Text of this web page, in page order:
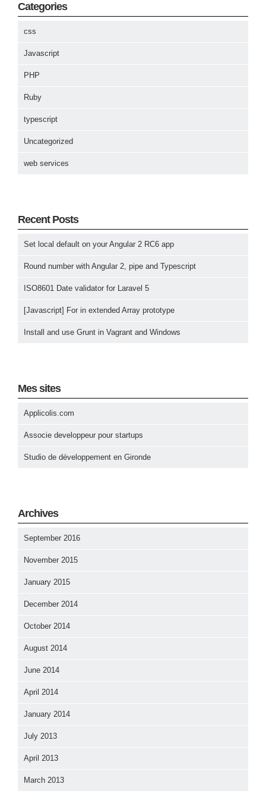
Categories
css
Javascript
PHP
Ruby
typescript
Uncategorized
web services
Recent Posts
Set local default on your Angular 2 RC6 app
Round number with Angular 2, pipe and Typescript
ISO8601 Date validator for Laravel 5
[Javascript] For in extended Array prototype
Install and use Grunt in Vagrant and Windows
Mes sites
Applicolis.com
Associe developpeur pour startups
Studio de développement en Gironde
Archives
September 2016
November 2015
January 2015
December 2014
October 2014
August 2014
June 2014
April 2014
January 2014
July 2013
April 2013
March 2013